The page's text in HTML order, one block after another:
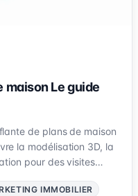
Le guide
de plans de maison
la modélisation 3D, la
pour des visites
IMMOBILIER